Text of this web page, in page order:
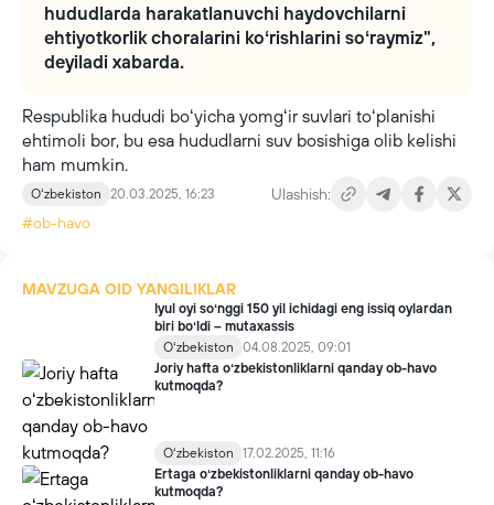
hududlarda harakatlanuvchi haydovchilarni
ehtiyotkorlik choralarini koʻrishlarini soʻraymiz",
deyiladi xabarda.
Respublika hududi boʻyicha yomgʻir suvlari toʻplanishi
ehtimoli bor, bu esa hududlarni suv bosishiga olib kelishi
ham mumkin.
Oʻzbekiston 20.03.2025, 16:23
Ulashish:
#ob-havo
MAVZUGA OID YANGILIKLAR
Iyul oyi soʻnggi 150 yil ichidagi eng issiq oylardan
biri boʻldi – mutaxassis
Oʻzbekiston
04.08.2025, 09:01
Joriy hafta oʻzbekistonliklarni qanday ob-havo
kutmoqda?
Oʻzbekiston
17.02.2025, 11:16
Ertaga oʻzbekistonliklarni qanday ob-havo
kutmoqda?